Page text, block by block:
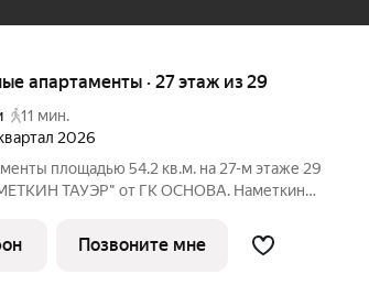
апартаменты · 27 этаж из 29
11 мин.
2026
площадью 54.2 кв.м. на 27-м этаже 29
ТАУЭР" от ГК ОСНОВА. Наметкин
Черёмушки на Юго-Западе Москвы.
Позвоните мне